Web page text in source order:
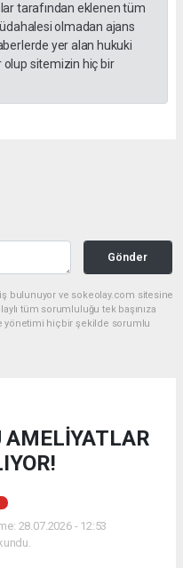
tarafından eklenen tüm
olmadan ajans
yer alan hukuki
sitemizin hiç bir
Gönder
bulunuyor ve sokeolay.com sitesine
tüm sorumluluğu tek başınıza
yönetimi hiçbir şekilde sorumlu
AMELİYATLAR
28.07.2026 - 12:53